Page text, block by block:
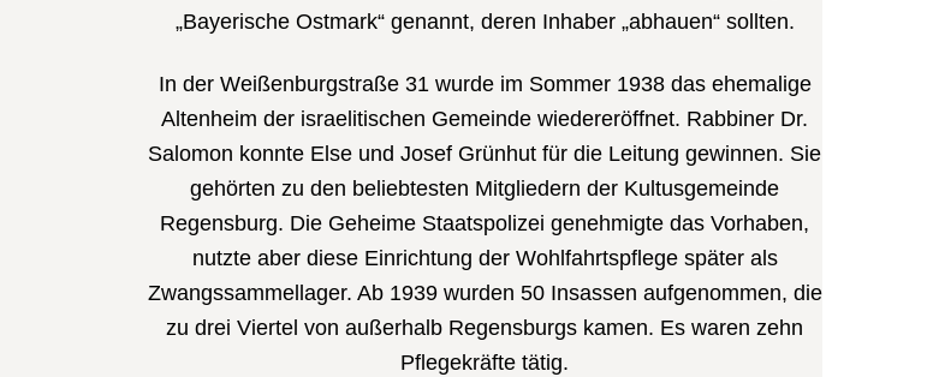
„Bayerische Ostmark“ genannt, deren Inhaber „abhauen“ sollten.
In der Weißenburgstraße 31 wurde im Sommer 1938 das ehemalige
Altenheim der israelitischen Gemeinde wiedereröffnet. Rabbiner Dr.
Salomon konnte Else und Josef Grünhut für die Leitung gewinnen. Sie
gehörten zu den beliebtesten Mitgliedern der Kultusgemeinde
Regensburg. Die Geheime Staatspolizei genehmigte das Vorhaben,
nutzte aber diese Einrichtung der Wohlfahrtspflege später als
Zwangssammellager. Ab 1939 wurden 50 Insassen aufgenommen, die
zu drei Viertel von außerhalb Regensburgs kamen. Es waren zehn
Pflegekräfte tätig.